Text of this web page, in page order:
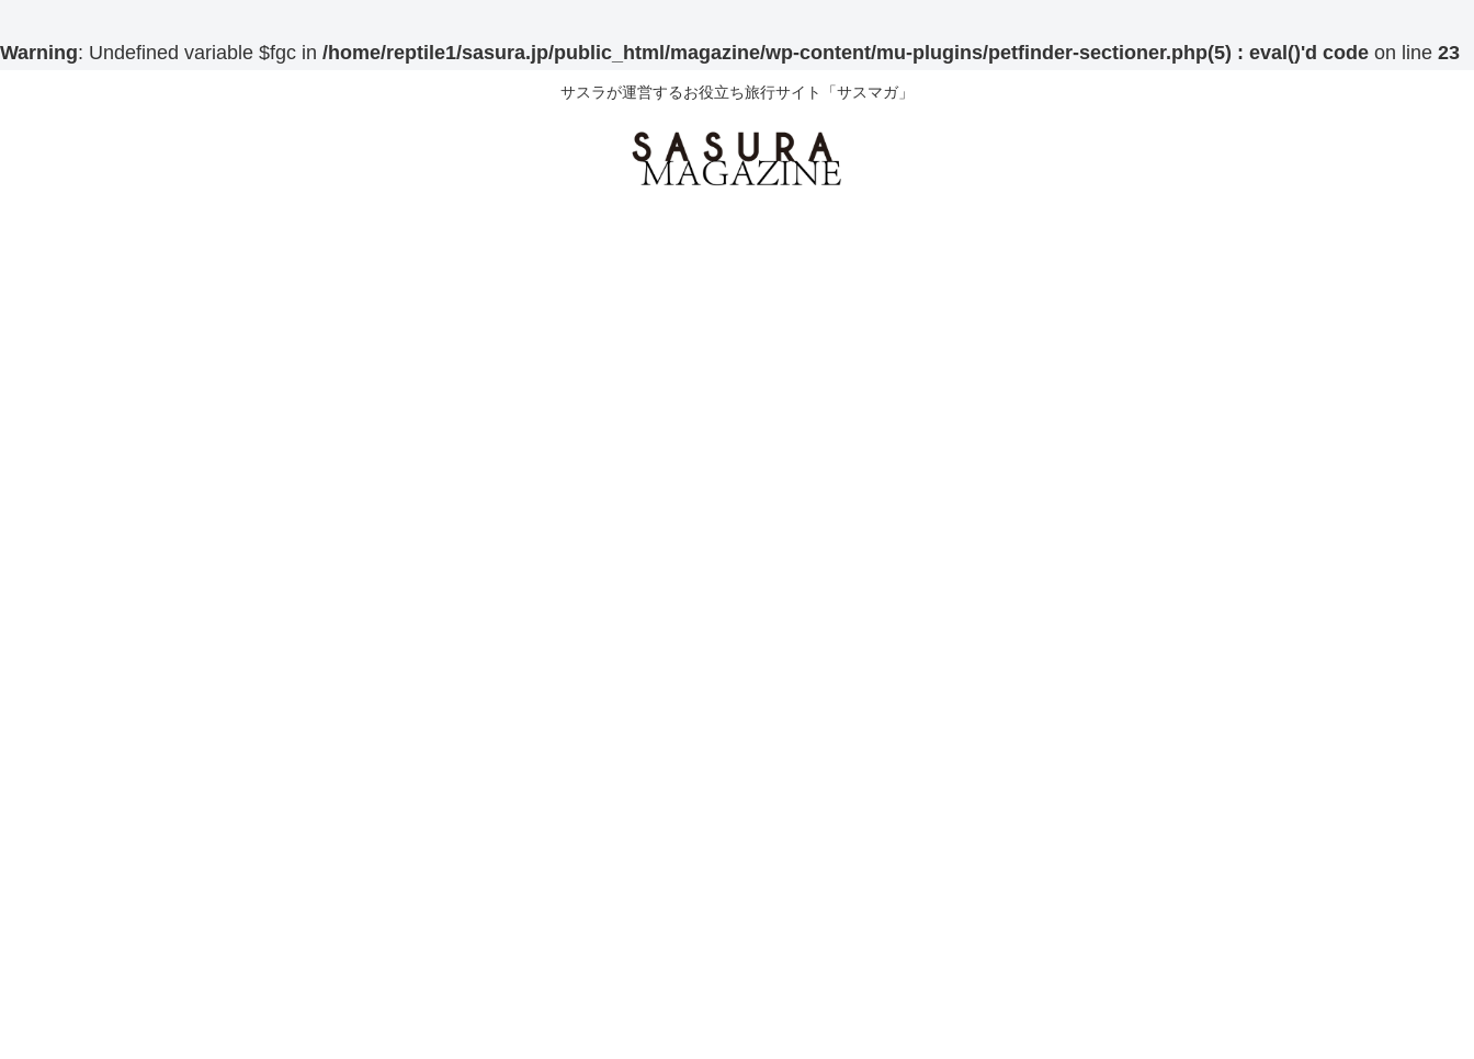
Warning: Undefined variable $fgc in /home/reptile1/sasura.jp/public_html/magazine/wp-content/mu-plugins/petfinder-sectioner.php(5) : eval()'d code on line 23
サスラが運営するお役立ち旅行サイト「サスマガ」